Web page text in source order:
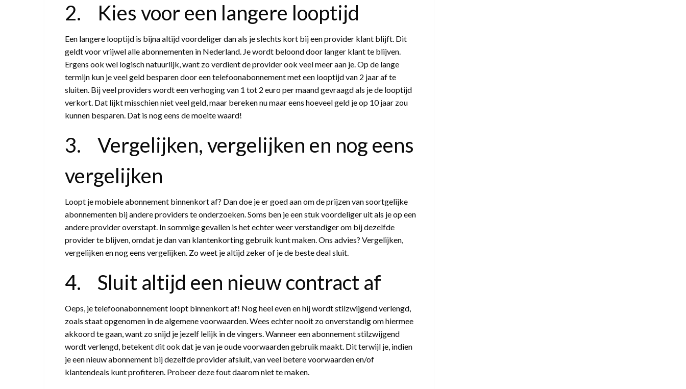
2. Kies voor een langere looptijd
Een langere looptijd is bijna altijd voordeliger dan als je slechts kort bij een provider klant blijft. Dit
geldt voor vrijwel alle abonnementen in Nederland. Je wordt beloond door langer klant te blijven.
Ergens ook wel logisch natuurlijk, want zo verdient de provider ook veel meer aan je. Op de lange
termijn kun je veel geld besparen door een telefoonabonnement met een looptijd van 2 jaar af te
sluiten. Bij veel providers wordt een verhoging van 1 tot 2 euro per maand gevraagd als je de looptijd
verkort. Dat lijkt misschien niet veel geld, maar bereken nu maar eens hoeveel geld je op 10 jaar zou
kunnen besparen. Dat is nog eens de moeite waard!
3. Vergelijken, vergelijken en nog eens
vergelijken
Loopt je mobiele abonnement binnenkort af? Dan doe je er goed aan om de prijzen van soortgelijke
abonnementen bij andere providers te onderzoeken. Soms ben je een stuk voordeliger uit als je op een
andere provider overstapt. In sommige gevallen is het echter weer verstandiger om bij dezelfde
provider te blijven, omdat je dan van klantenkorting gebruik kunt maken. Ons advies? Vergelijken,
vergelijken en nog eens vergelijken. Zo weet je altijd zeker of je de beste deal sluit.
4. Sluit altijd een nieuw contract af
Oeps, je telefoonabonnement loopt binnenkort af! Nog heel even en hij wordt stilzwijgend verlengd,
zoals staat opgenomen in de algemene voorwaarden. Wees echter nooit zo onverstandig om hiermee
akkoord te gaan, want zo snijd je jezelf lelijk in de vingers. Wanneer een abonnement stilzwijgend
wordt verlengd, betekent dit ook dat je van je oude voorwaarden gebruik maakt. Dit terwijl je, indien
je een nieuw abonnement bij dezelfde provider afsluit, van veel betere voorwaarden en/of
klantendeals kunt profiteren. Probeer deze fout daarom niet te maken.